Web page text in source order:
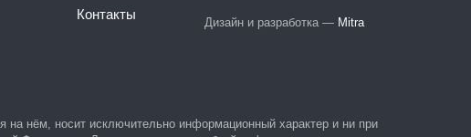
Контакты
Дизайн и разработка — Mitra
на нём, носит исключительно информационный характер и ни при